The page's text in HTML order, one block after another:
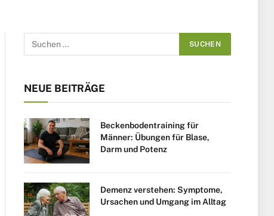
NEUE BEITRÄGE
Beckenbodentraining für
Männer: Übungen für Blase,
Darm und Potenz
Demenz verstehen: Symptome,
Ursachen und Umgang im Alltag